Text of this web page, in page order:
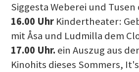
Siggesta Weberei und Tusen
16.00 Uhr Kindertheater:
mit Åsa und Ludmilla dem
17.00 Uhr. ein Auszug aus
Kinohits dieses Sommers,